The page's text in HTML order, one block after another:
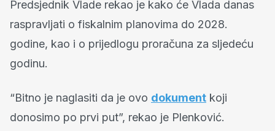
Predsjednik Vlade rekao je kako će Vlada danas
raspravljati o fiskalnim planovima do 2028.
godine, kao i o prijedlogu proračuna za sljedeću
godinu.
“Bitno je naglasiti da je ovo dokument koji
donosimo po prvi put”, rekao je Plenković.